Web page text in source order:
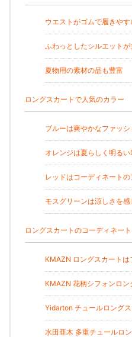
ウエストがゴムで履きやす
ふわっとしたシルエット
夏物用の素材の品も豊富
ロングスカートで人気のカラー
ブルーは爽やかなファッシ
オレンジは夏らしく明る
レッドはコーディネート
モスグリーンは涼しさを感
ロングスカートのコーディネート
KMAZN ロングスカート
KMAZN 花柄シフォンロ
Yidarton チュールロング
水田亜木 多重チュールロ